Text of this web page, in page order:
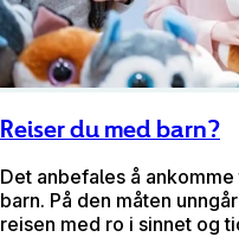
Reiser du med barn?
Det anbefales å
barn. På den måten
reisen med ro i sinnet og